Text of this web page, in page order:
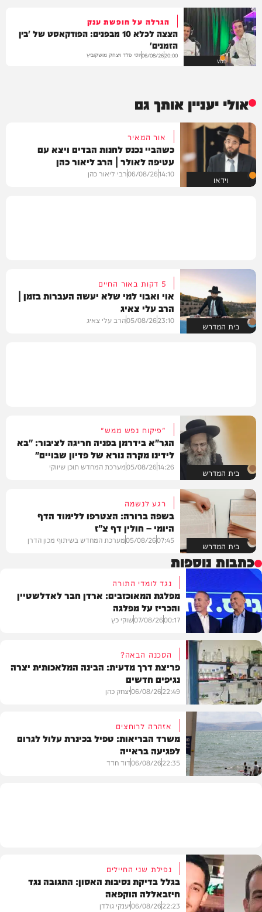
VOD
הגרלה על חופשת ענק
הצצה לכלא 10 מבפנים: הפודקאסט של 'בין
הזמנים'
20:00
06/08/26יוסי פלד ויצחק מושקוביץ
אולי יעניין אותך גם
וידאו
אור המאיר
כשהביי נכנס לחנות הבדים ויצא עם
עטיפה לאולר | הרב ליאור כהן
14:10
06/08/26רבי ליאור כהן
בית המדרש
5 דקות באור החיים
אוי ואבוי למי שלא יעשה העברות בזמן |
הרב עלי צאיג
23:10
05/08/26הרב עלי צאיג
בית המדרש
"פיקוח נפש ממש"
הגר"א בידרמן בפניה חריגה לציבור: "בא
לידינו מקרה נורא של פדיון שבויים"
14:26
05/08/26מערכת המחדש תוכן שיווקי
בית המדרש
רגע לנשמה
בשפה ברורה: הצטרפו ללימוד הדף
היומי – חולין דף צ"ז
07:45
05/08/26מערכת המחדש בשיתוף מכון הדרן
כתבות נוספות
פוליטי
נגד לומדי התורה
מפלגת המאוכזבים: ארדן חבר לאדלשטיין
והכריז על מפלגה
00:17
07/08/26שוקי כץ
בריאות
הסכנה הבאה?
פריצת דרך מדעית: הבינה המלאכותית יצרה
נגיפים חדשים
22:49
06/08/26יצחק כהן
אזהרה לרוחצים
משרד הבריאות: טפיל בכינרת עלול לגרום
לפגיעה בראייה
22:35
06/08/26דוד חדד
נפילת שני החיילים
בגלל בדיקת נסיבות האסון: התגובה נגד
חיזבאללה הוקפאה
22:23
06/08/26יענקי גולדן